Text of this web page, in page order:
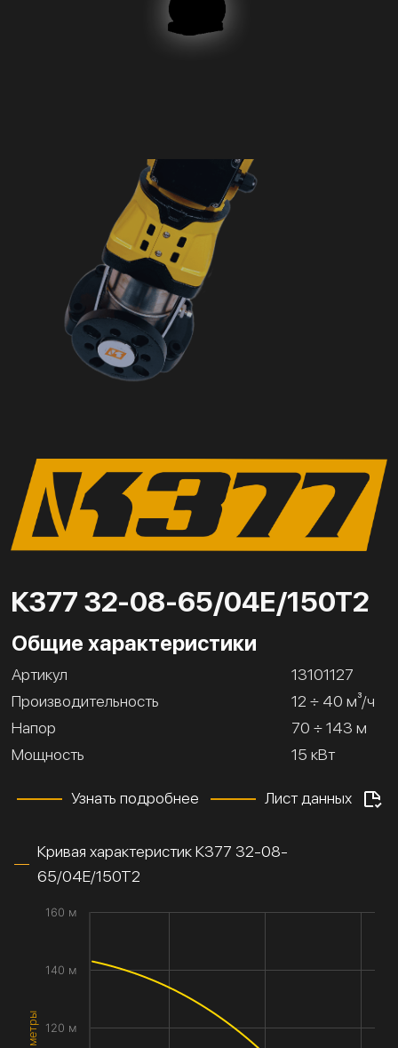
К377 32-08-65/04Е/150Т2
Общие характеристики
Артикул
13101127
Производительность
12 ÷ 40 м³/ч
Напор
70 ÷ 143 м
Мощность
15 кВт
Узнать подробнее Лист данных
Кривая характеристик К377 32-08-
65/04Е/150Т2
120 м
140 м
160 м